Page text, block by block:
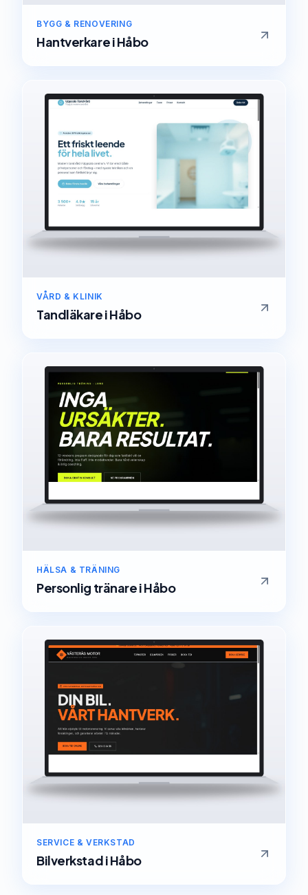
BYGG & RENOVERING
HantverkareiHåbo
VÅRD & KLINIK
TandläkareiHåbo
HÄLSA & TRÄNING
Personlig tränareiHåbo
SERVICE & VERKSTAD
BilverkstadiHåbo